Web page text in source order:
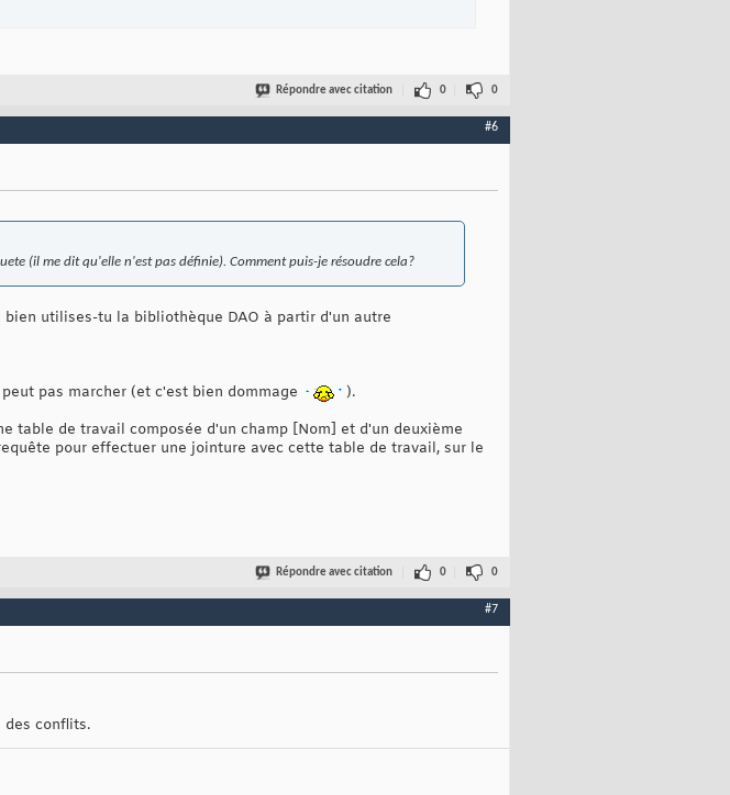
Répondre avec citation 0 0
#6
(il me dit qu'elle n'est pas définie). Comment puis-je résoudre cela?
utilises-tu la bibliothèque DAO à partir d'un autre
pas marcher (et c'est bien dommage
).
table de travail composée d'un champ [Nom] et d'un deuxième
pour effectuer une jointure avec cette table de travail, sur le
Répondre avec citation 0 0
#7
des conflits.